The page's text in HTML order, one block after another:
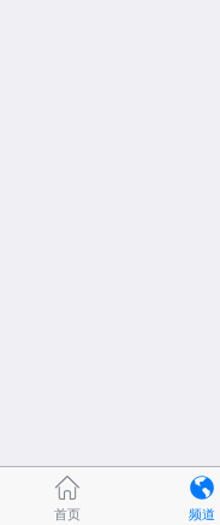
首页 频道